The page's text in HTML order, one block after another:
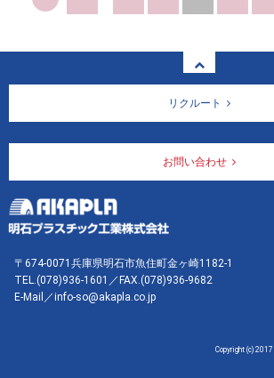
リクルート
お問い合わせ
〒674-0071兵庫県明石市魚住町金ヶ崎1182-1
TEL.(078)936-1601 ／FAX.(078)936-9682
E-Mail／info-so@akapla.co.jp
Copyright (c)